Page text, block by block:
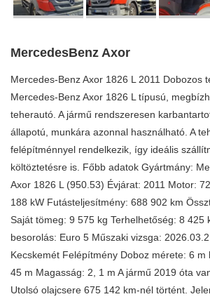
MercedesBenz Axor
Mercedes-Benz Axor 1826 L 2011 Dobozos
Mercedes-Benz Axor 1826 L típusú,
teherautó. A jármű rendszeresen
állapotú, munkára azonnal használható. A
felépítménnyel rendelkezik, így ideális
költöztetésre is. Főbb adatok Gyártmány:
Axor 1826 L (950.53) Évjárat: 2011 Motor:
188 kW Futásteljesítmény: 688 902 km
Saját tömeg: 9 575 kg Terhelhetőség: 8 425
besorolás: Euro 5 Műszaki vizsga:
Kecskemét Felépítmény Doboz mérete: 6 m
45 m Magasság: 2, 1 m A jármű 2019 óta
Utolsó olajcsere 675 142 km-nél történt.